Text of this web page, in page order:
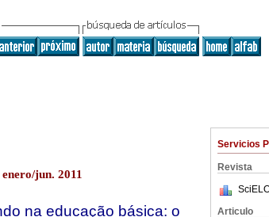
Servicios
Revista
Articulo
jun. 2011
na educação básica: o